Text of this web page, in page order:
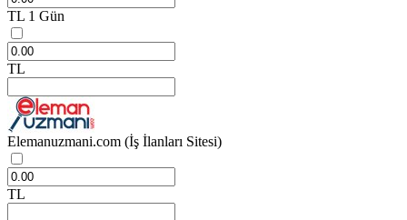
TL 1 Gün
TL
Elemanuzmani.com (İş İlanları Sitesi)
TL